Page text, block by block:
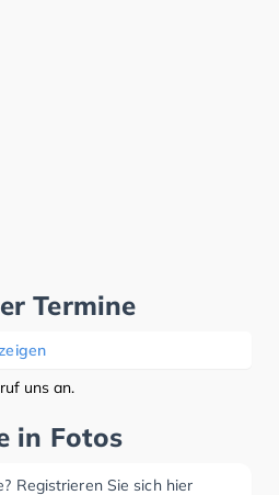
Termine
uns an.
in Fotos
Registrieren Sie sich hier